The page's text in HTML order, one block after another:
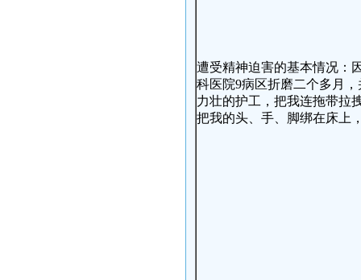
遭受精神迫害的基本情况
科医院9病区折磨二个多月
力壮的护工，把我连拖带拉
把我的头、手、脚绑在床上